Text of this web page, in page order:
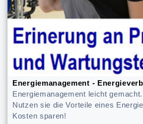
Energiemanagement -
Energiemanagement leicht gemacht.
Nutzen sie die Vorteile eines
Kosten sparen!